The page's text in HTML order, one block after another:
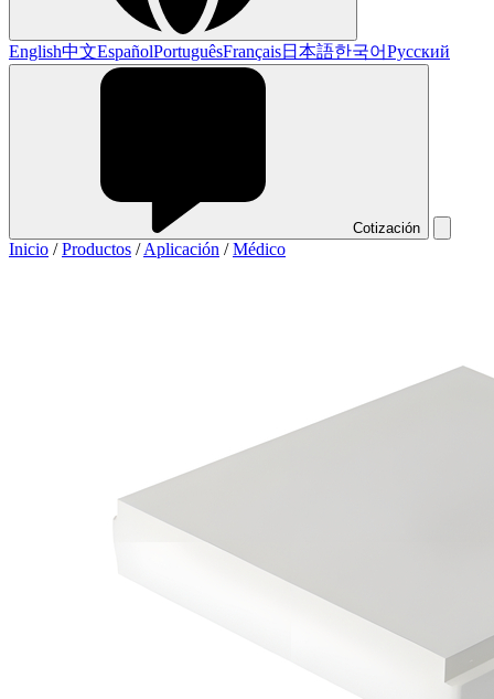
English中文EspañolPortuguêsFrançais日本語한국어Русский
Cotización
Inicio /Productos /Aplicación /Médico